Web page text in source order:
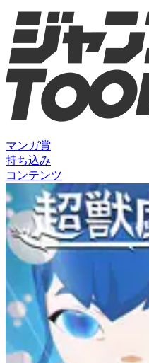
マンガ賞
持ち込み
コンテンツ